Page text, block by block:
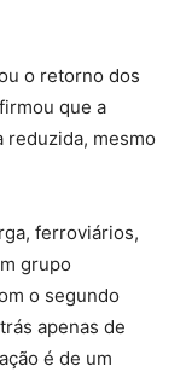
o retorno dos
que a
reduzida, mesmo
ferroviários,
grupo
o segundo
apenas de
é de um